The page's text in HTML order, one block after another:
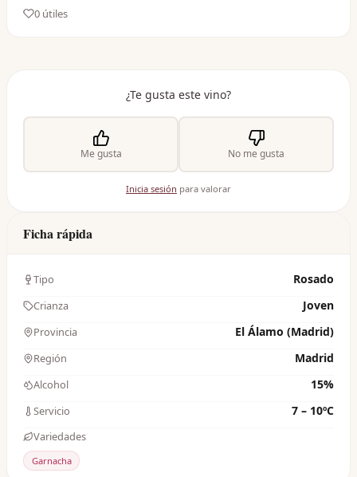
0 útiles
¿Te gusta este vino?
Me gusta No me gusta
Inicia sesión para valorar
Ficha rápida
Tipo Rosado
Crianza Joven
Provincia El Álamo (Madrid)
Región Madrid
Alcohol 15%
Servicio 7 – 10ºC
Variedades
Garnacha